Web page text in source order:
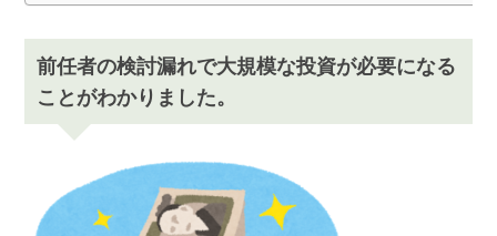
前任者の検討漏れで大規模な投資が必要になる
ことがわかりました。